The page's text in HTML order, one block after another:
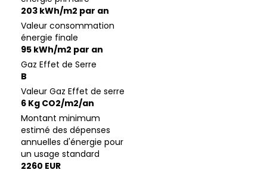
203 kWh/m2 par an
Valeur consommation
énergie finale
95 kWh/m2 par an
Gaz Effet de Serre
B
Valeur Gaz Effet de serre
6 Kg CO2/m2/an
Montant minimum
estimé des dépenses
annuelles d'énergie pour
un usage standard
2260 EUR